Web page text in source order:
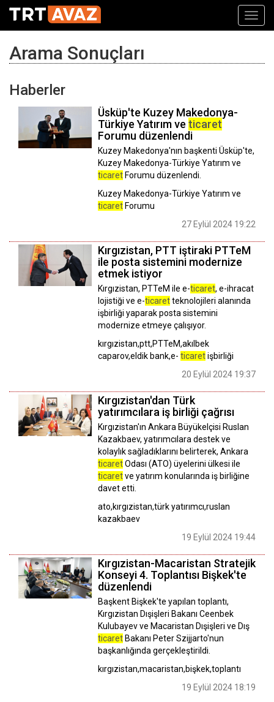
Arama Sonuçları
Haberler
Üsküp'te Kuzey Makedonya-
Türkiye Yatırım ve ticaret
Forumu düzenlendi
Kuzey Makedonya'nın başkenti Üsküp'te,
Kuzey Makedonya-Türkiye Yatırım ve
ticaret Forumu düzenlendi.
Kuzey Makedonya-Türkiye Yatırım ve
ticaret Forumu
27 Eylül 2024 19:22
Kırgızistan, PTT iştiraki PTTeM
ile posta sistemini modernize
etmek istiyor
Kırgızistan, PTTeM ile e-ticaret, e-ihracat
lojistiği ve e-ticaretteknolojileri alanında
işbirliği yaparak posta sistemini
modernize etmeye çalışıyor.
kırgızistan,ptt,PTTeM,akılbek
caparov,eldik bank,e- ticaretişbirliği
20 Eylül 2024 19:37
Kırgızistan'dan Türk
yatırımcılara iş birliği çağrısı
Kırgızistan'ın Ankara Büyükelçisi Ruslan
Kazakbaev, yatırımcılara destek ve
kolaylık sağladıklarını belirterek, Ankara
ticaretOdası (ATO) üyelerini ülkesi ile
ticaretve yatırım konularında iş birliğine
davet etti.
ato,kırgızistan,türk yatırımcı,ruslan
kazakbaev
19 Eylül 2024 19:44
Kırgızistan-Macaristan Stratejik
Konseyi 4. Toplantısı Bişkek'te
düzenlendi
Başkent Bişkek'te yapılan toplantı,
Kırgızistan Dışişleri Bakanı Ceenbek
Kulubayev ve Macaristan Dışişleri ve Dış
ticaret Bakanı Peter Szijjarto'nun
başkanlığında gerçekleştirildi.
kırgızistan,macaristan,bişkek,toplantı
19 Eylül 2024 18:19